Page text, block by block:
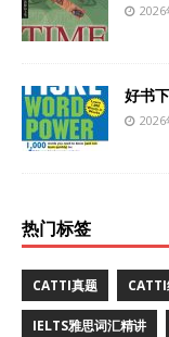
2026
好书
2026
热门标签
CATTI真题
IELTS雅思词汇精讲